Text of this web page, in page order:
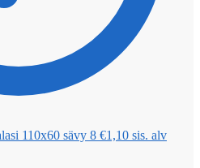
110x60 sävy 8 €1,10 sis. alv